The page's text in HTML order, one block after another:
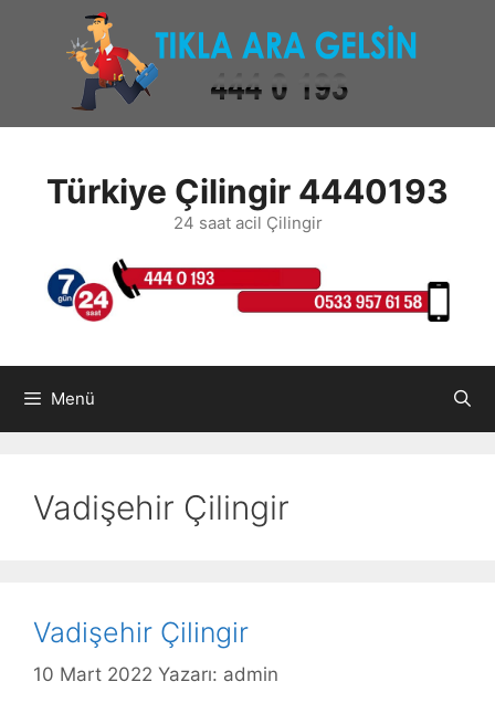
Türkiye Çilingir 4440193
24 saat acil Çilingir
Menü
Vadişehir Çilingir
Vadişehir Çilingir
10 Mart 2022 Yazarı: admin